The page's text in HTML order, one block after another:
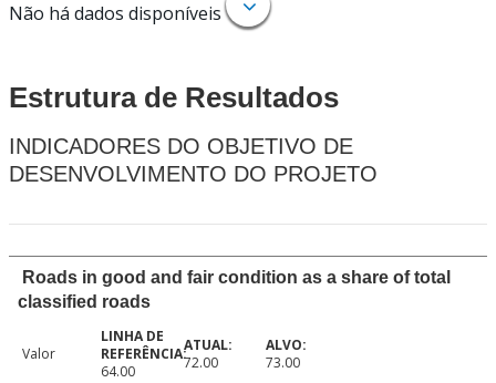
Não há dados disponíveis
Estrutura de Resultados
INDICADORES DO OBJETIVO DE
DESENVOLVIMENTO DO PROJETO
Roads in good and fair condition as a share of total
classified roads
Valor
64.00
72.00 73.00